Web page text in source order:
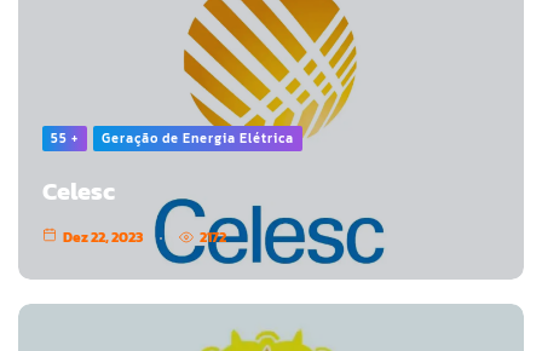
55 + Geração de Energia Elétrica
Celesc
Dez 22, 2023 2172